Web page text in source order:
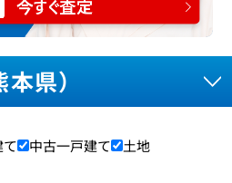
県）
中古一戸建て 土地